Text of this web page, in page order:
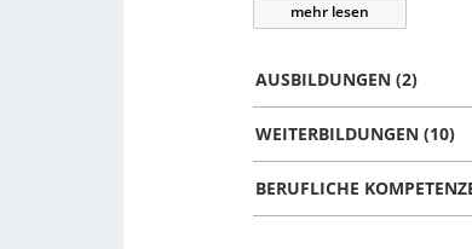
mehr lesen
AUSBILDUNGEN (2)
WEITERBILDUNGEN (10)
BERUFLICHE